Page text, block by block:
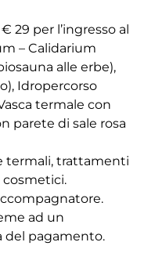
29 per l’ingresso al
– Calidarium
alle erbe),
Idropercorso
termale con
parete di sale rosa
termali, trattamenti
ad un
pagamento.